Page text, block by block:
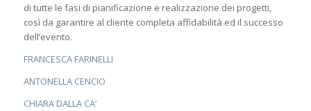
di tutte le fasi di pianificazione e realizzazione dei progetti,
così da garantire al cliente completa affidabilità ed il successo
dell’evento.
FRANCESCA FARINELLI
ANTONELLA CENCIO
CHIARA DALLA CA‘